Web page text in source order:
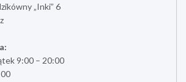
„Inki” 6
9:00 – 20:00